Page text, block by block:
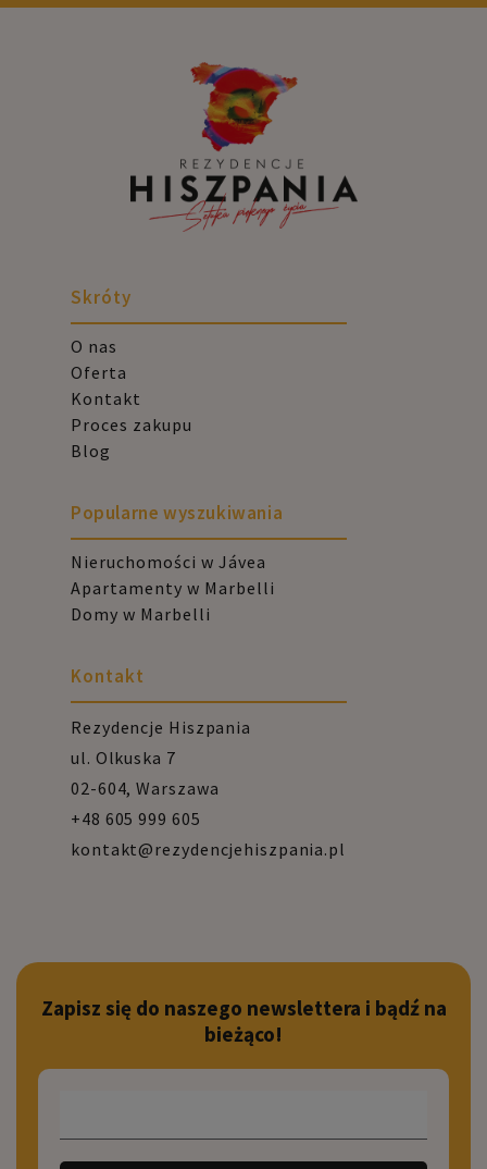
Skróty
O nas
Oferta
Kontakt
Proces zakupu
Blog
Popularne wyszukiwania
Nieruchomości w Jávea
Apartamenty w Marbelli
Domy w Marbelli
Kontakt
Rezydencje Hiszpania
ul. Olkuska 7
02-604, Warszawa
+48 605 999 605
kontakt@rezydencjehiszpania.pl
Zapisz się do naszego newslettera i bądź na
bieżąco!